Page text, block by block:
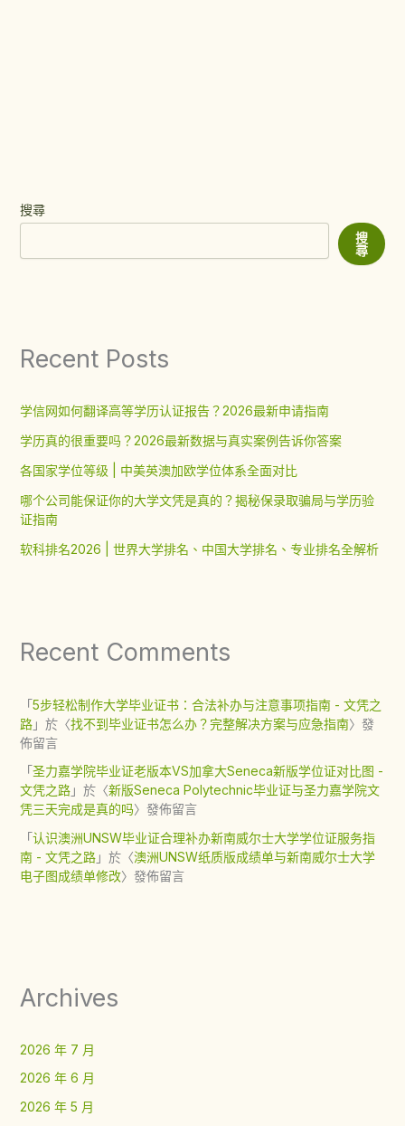
搜尋
搜
尋
Recent Posts
学信网如何翻译高等学历认证报告？2026最新申请指南
学历真的很重要吗？2026最新数据与真实案例告诉你答案
各国家学位等级 | 中美英澳加欧学位体系全面对比
哪个公司能保证你的大学文凭是真的？揭秘保录取骗局与学历验
证指南
软科排名2026 | 世界大学排名、中国大学排名、专业排名全解析
Recent Comments
「5步轻松制作大学毕业证书：合法补办与注意事项指南 - 文凭之
路」於〈找不到毕业证书怎么办？完整解决方案与应急指南〉發
佈留言
「圣力嘉学院毕业证老版本VS加拿大Seneca新版学位证对比图 -
文凭之路」於〈新版Seneca Polytechnic毕业证与圣力嘉学院文
凭三天完成是真的吗〉發佈留言
「认识澳洲UNSW毕业证合理补办新南威尔士大学学位证服务指
南 - 文凭之路」於〈澳洲UNSW纸质版成绩单与新南威尔士大学
电子图成绩单修改〉發佈留言
Archives
2026 年 7 月
2026 年 6 月
2026 年 5 月